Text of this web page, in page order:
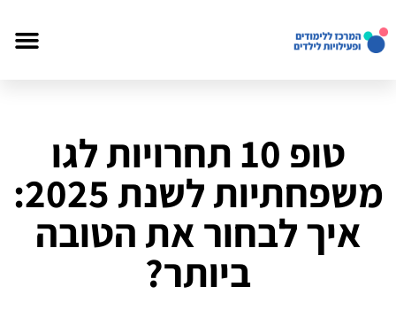
טופ 10 תחרויות לגו
משפחתיות לשנת 2025:
איך לבחור את הטובה
ביותר?